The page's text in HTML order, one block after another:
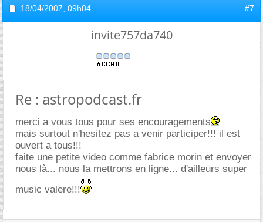
18/04/2007, 09h04 #7
invite757da740
Re : astropodcast.fr
merci a vous tous pour ses encouragements
mais surtout n'hesitez pas a venir participer!!! il est
ouvert a tous!!!
faite une petite video comme fabrice morin et envoyer
nous là... nous la mettrons en ligne... d'ailleurs super
music valere!!!